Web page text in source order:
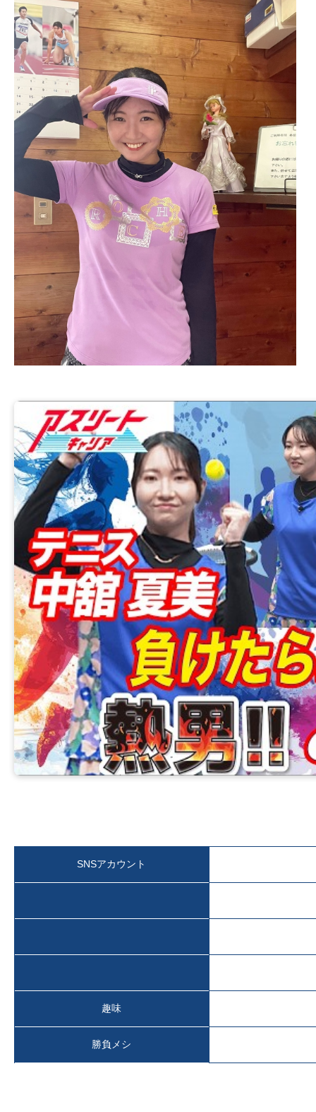
SNSアカウント
趣味
勝負メシ